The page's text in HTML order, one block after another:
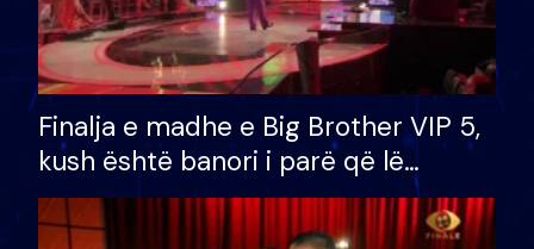
Finalja e madhe e Big Brother VIP 5,
kush është banori i parë që lë
shtëpinë dhe humb mundësinë për
të fituar çmimin e madh